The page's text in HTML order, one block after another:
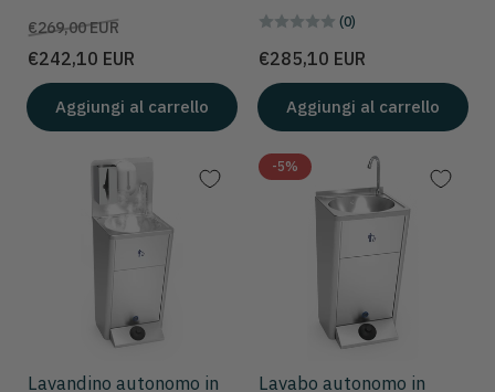
Prezzo
€269,00 EUR
scontato
€242,10 EUR
Aggiungi al carrello
(0)
Prezzo
€285,10 EUR
Aggiungi al carrello
Lavandino autonomo in
-5%
Lavabo autonomo in